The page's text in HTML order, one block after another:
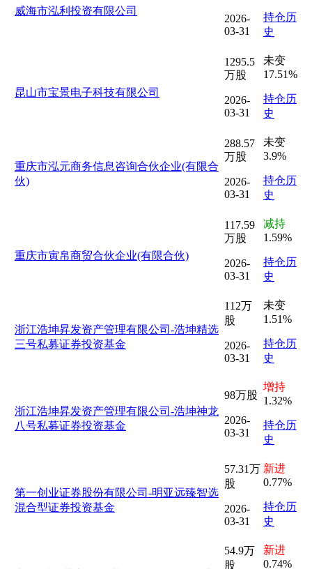
威海市泓利投资有限公司
2026-
03-31
持仓历
史
昆山市宝景电子科技有限公司
1295.5
万股
2026-
03-31
未变
17.51%
持仓历
史
重庆市泓元商务信息咨询合伙企业(有限合
伙)
288.57
万股
2026-
03-31
未变
3.9%
持仓历
史
重庆市寅帛商贸合伙企业(有限合伙)
117.59
万股
2026-
03-31
减持
1.59%
持仓历
史
浙江浩坤昇发资产管理有限公司-浩坤精选
三号私募证券投资基金
112万
股
2026-
03-31
未变
1.51%
持仓历
史
浙江浩坤昇发资产管理有限公司-浩坤神龙
八号私募证券投资基金
98万股
2026-
03-31
增持
1.32%
持仓历
史
第一创业证券股份有限公司-明亚远臻智选
混合型证券投资基金
57.31万
股
2026-
03-31
新进
0.77%
持仓历
史
54.9万
股
新进
0.74%